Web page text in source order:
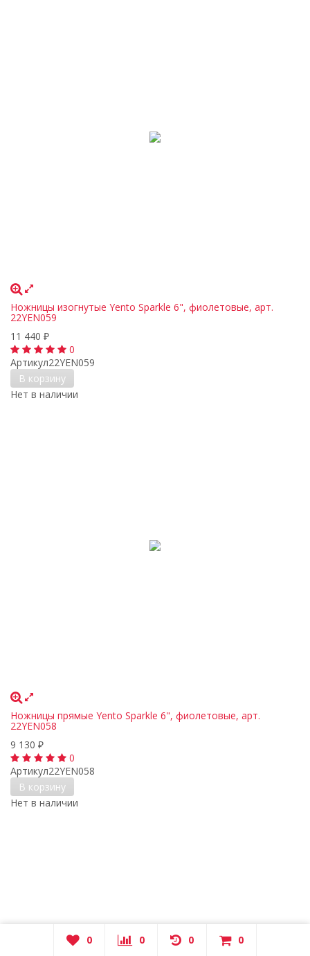
Ножницы изогнутые Yento Sparkle 6", фиолетовые, арт.
22YEN059
11 440 ₽
0
Артикул22YEN059
В корзину
Нет в наличии
Ножницы прямые Yento Sparkle 6", фиолетовые, арт.
22YEN058
9 130 ₽
0
Артикул22YEN058
В корзину
Нет в наличии
0 0 0 0